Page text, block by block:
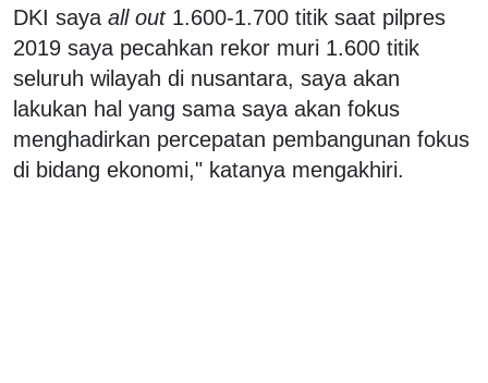
DKI saya all out1.600-1.700 titik saat pilpres
2019 saya pecahkan rekor muri 1.600 titik
seluruh wilayah di nusantara, saya akan
lakukan hal yang sama saya akan fokus
menghadirkan percepatan pembangunan fokus
di bidang ekonomi," katanya mengakhiri.